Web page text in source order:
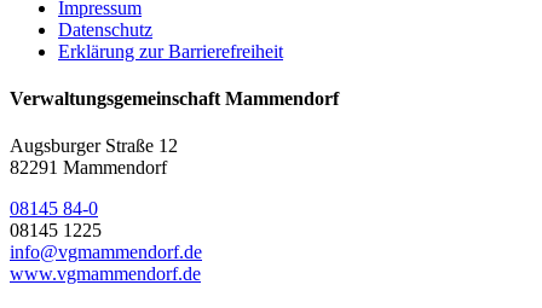
Impressum
Datenschutz
Erklärung zur Barrierefreiheit
Verwaltungsgemeinschaft Mammendorf
Augsburger Straße 12
82291 Mammendorf
08145 84-0
08145 1225
info@vgmammendorf.de
www.vgmammendorf.de